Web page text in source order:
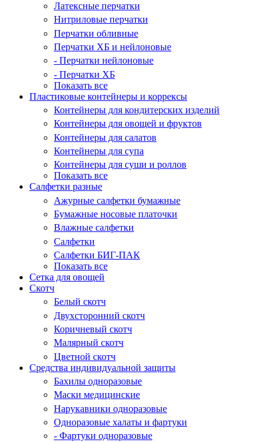
Латексные перчатки
Нитриловые перчатки
Перчатки обливные
Перчатки ХБ и нейлоновые
- Перчатки нейлоновые
- Перчатки ХБ
Показать все
Пластиковые контейнеры и коррексы
Контейнеры для кондитерских изделий
Контейнеры для овощей и фруктов
Контейнеры для салатов
Контейнеры для супа
Контейнеры для суши и роллов
Показать все
Салфетки разные
Ажурные салфетки бумажные
Бумажные носовые платочки
Влажные салфетки
Салфетки
Салфетки БИГ-ПАК
Показать все
Сетка для овощей
Скотч
Белый скотч
Двухсторонний скотч
Коричневый скотч
Малярный скотч
Цветной скотч
Средства индивидуальной защиты
Бахилы одноразовые
Маски медицинские
Нарукавники одноразовые
Одноразовые халаты и фартуки
- Фартуки одноразовые